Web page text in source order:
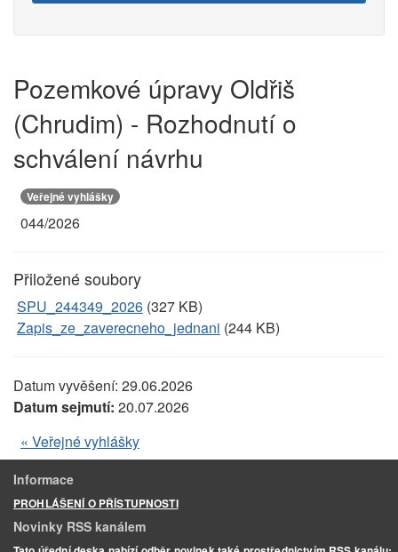
Pozemkové úpravy Oldřiš
(Chrudim) - Rozhodnutí o
schválení návrhu
Veřejné vyhlášky
044/2026
Přiložené soubory
SPU_244349_2026 (327 KB)
Zapis_ze_zaverecneho_jednani (244 KB)
Datum vyvěšení: 29.06.2026
Datum sejmutí: 20.07.2026
« Veřejné vyhlášky
Informace
PROHLÁŠENÍ O PŘÍSTUPNOSTI
Novinky RSS kanálem